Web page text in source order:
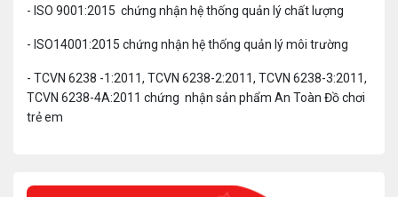
- ISO 9001:2015 chứng nhận hệ thống quản lý chất lượng
- ISO14001:2015 chứng nhận hệ thống quản lý môi trường
- TCVN 6238 -1:2011, TCVN 6238-2:2011, TCVN 6238-3:2011,
TCVN 6238-4A:2011 chứng nhận sản phẩm An Toàn Đồ chơi
trẻ em